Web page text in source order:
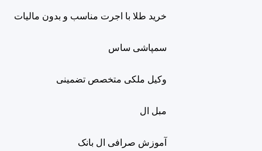
خرید طلا با اجرت مناسب و بدون مالیات
سمپاشی ساس
وکیل ملکی متخصص تضمینی
مبل ال
آموزش صرافی ال بانک